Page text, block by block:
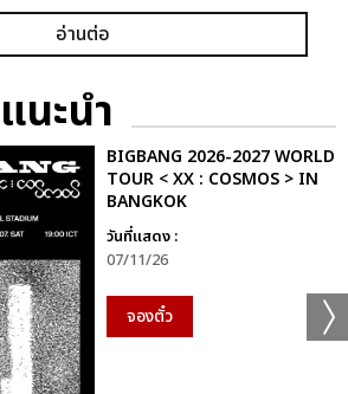
อ่านต่อ
แนะนำ
BIGBANG 2026-2027 WORLD
TOUR < XX : COSMOS > IN
BANGKOK
วันที่แสดง :
07/11/26
จองตั๋ว